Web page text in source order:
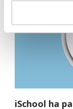
iSchool ha